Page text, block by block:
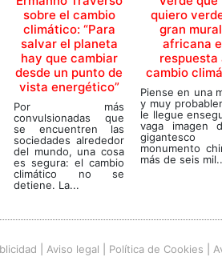
sobre el cambio
climático: “Para
salvar el planeta
hay que cambiar
desde un punto de
vista energético”
Por más
convulsionadas que
se encuentren las
sociedades alrededor
del mundo, una cosa
es segura: el cambio
climático no se
detiene. La...
quiero
gran
africana
respuesta
cambio
Piense en una
y muy
le llegue
vaga imagen
gigantesco
monumento
más de seis
Aviso legal Política de Cookies